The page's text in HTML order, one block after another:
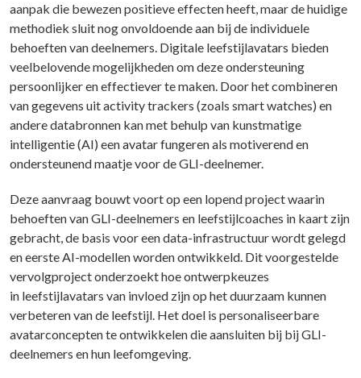
aanpak die bewezen positieve effecten heeft, maar de huidige
methodiek sluit nog onvoldoende aan bij de individuele
behoeften van deelnemers. Digitale leefstijlavatars bieden
veelbelovende mogelijkheden om deze ondersteuning
persoonlijker en effectiever te maken. Door het combineren
van gegevens uit activity trackers (zoals smart watches) en
andere databronnen kan met behulp van kunstmatige
intelligentie (AI) een avatar fungeren als motiverend en
ondersteunend maatje voor de GLI-deelnemer.
Deze aanvraag bouwt voort op een lopend project waarin
behoeften van GLI-deelnemers en leefstijlcoaches in kaart zijn
gebracht, de basis voor een data-infrastructuur wordt gelegd
en eerste AI-modellen worden ontwikkeld. Dit voorgestelde
vervolgproject onderzoekt hoe ontwerpkeuzes
in leefstijlavatars van invloed zijn op het duurzaam kunnen
verbeteren van de leefstijl. Het doel is personaliseerbare
avatarconcepten te ontwikkelen die aansluiten bij bij GLI-
deelnemers en hun leefomgeving.